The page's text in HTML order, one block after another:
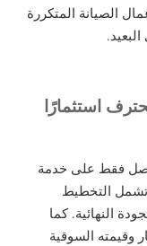
الصيانة المتكررة
استثمارًا
فقط على خدمة
تشمل التخطيط
النهائية. كما
السوقية